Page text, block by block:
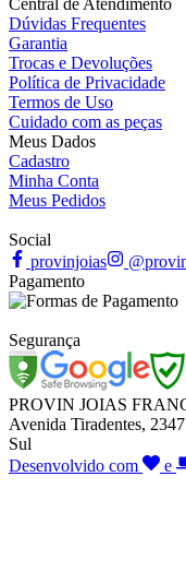
Dúvidas Frequentes
Garantia
Trocas e Devoluções
Política de Privacidade
Termos de Uso
Cuidado com as peças
Meus Dados
Cadastro
Minha Conta
Meus Pedidos
Social
provinjoias
Pagamento
Segurança
PROVIN JOIAS
Avenida Tiradentes,
Sul
Desenvolvido com
e